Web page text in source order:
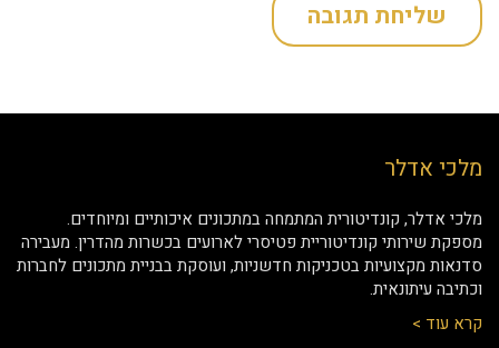
מלכי אדלר
מלכי אדלר, קונדיטורית המתמחה במתכונים איכותיים ומיוחדים.
מספקת שירותי קונדיטוריית פטיסרי לארועים בכשרות מהדרין. מעבירה
סדנאות מקצועיות בטכניקות חדשניות, ועוסקת בבניית מתכונים לחברות
וכתיבה עיתונאית.
קרא עוד >